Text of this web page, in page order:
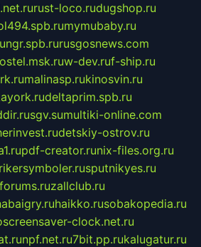
rust-loco.rudugshop.ru
mymubaby.ru
ngr.spb.rurusgosnews.com
w-dev.ruf-ship.ru
malinasp.rukinosvin.ru
deltaprim.spb.ru
sgv.sumultiki-online.com
detskiy-ostrov.ru
pdf-creator.runix-files.org.ru
sputnikyes.ru
zallclub.ru
haikko.rusobakopedia.ru
screensaver-clock.net.ru
npf.net.ru7bit.pp.rukalugatur.ru